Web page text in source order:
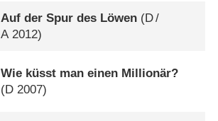
Auf der Spur des Löwen (D/
A2012)
Wie küsst man einen Millionär?
(D 2007)